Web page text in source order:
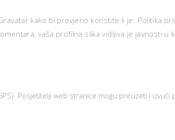
kako bi provjerio koristite li je. Politika
vaša profilna slika vidljiva je javnosti u
Posjetitelji web stranice mogu preuzeti i izvući